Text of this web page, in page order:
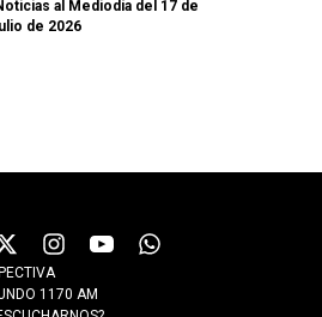
al Mediodía del 17 de
de 2026
1170 AM